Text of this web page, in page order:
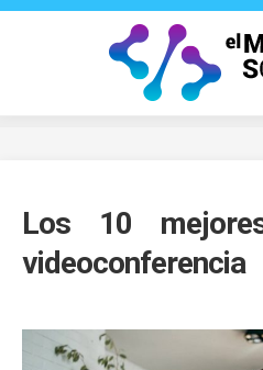
Saltar
Los 10
videoconferencia